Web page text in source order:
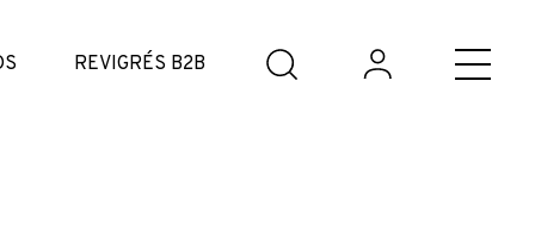
REVIGRÉS B2B